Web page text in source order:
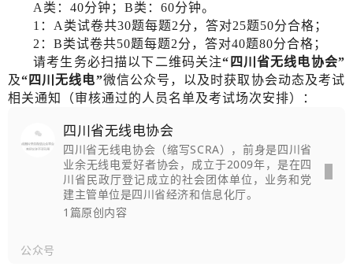
A类：40分钟；B类：60分钟。
1：A类试卷共30题每题2分，答对25题50分合格；
2：B类试卷共50题每题2分，答对40题80分合格；
请考生务必扫描以下二维码关注“四川省无线电协会”
及“四川无线电”微信公众号，以及时获取协会动态及考试
相关通知（审核通过的人员名单及考试场次安排）：
四川省无线电协会
四川省无线电协会（缩写SCRA），前身是四川省
业余无线电爱好者协会，成立于2009年，是在四
川省民政厅登记成立的社会团体单位，业务和党
建主管单位是四川省经济和信息化厅。
1篇原创内容
公众号